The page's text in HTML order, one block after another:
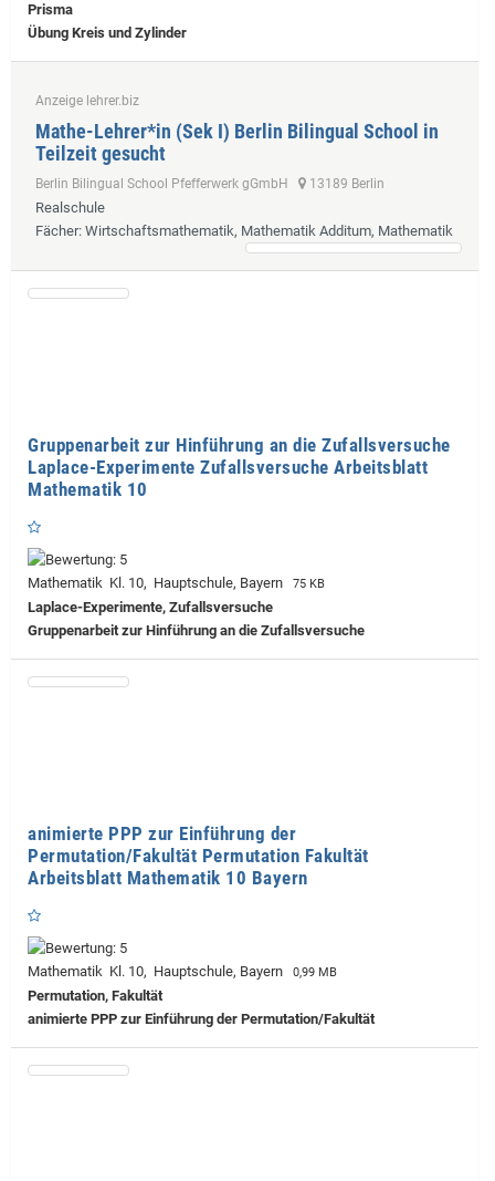
Prisma
Übung Kreis und Zylinder
Anzeige lehrer.biz
Mathe-Lehrer*in (Sek I) Berlin Bilingual School in
Teilzeit gesucht
Berlin Bilingual School Pfefferwerk gGmbH 13189 Berlin
Realschule
Fächer: Wirtschaftsmathematik, Mathematik Additum, Mathematik
Gruppenarbeit zur Hinführung an die Zufallsversuche
Laplace-Experimente Zufallsversuche Arbeitsblatt
Mathematik 10
Mathematik Kl. 10, Hauptschule, Bayern 75 KB
Laplace-Experimente, Zufallsversuche
Gruppenarbeit zur Hinführung an die Zufallsversuche
animierte PPP zur Einführung der
Permutation/Fakultät Permutation Fakultät
Arbeitsblatt Mathematik 10 Bayern
Mathematik Kl. 10, Hauptschule, Bayern 0,99 MB
Permutation, Fakultät
animierte PPP zur Einführung der Permutation/Fakultät